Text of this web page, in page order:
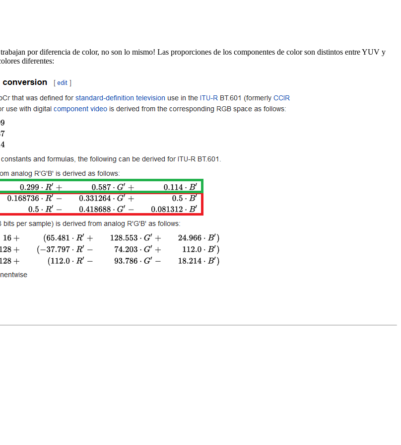
por diferencia de color, no son lo mismo! Las proporciones de los componentes de color son distintos entre YUV y
diferentes: